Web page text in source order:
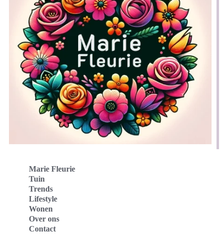
Marie Fleurie
Tuin
Trends
Lifestyle
Wonen
Over ons
Contact